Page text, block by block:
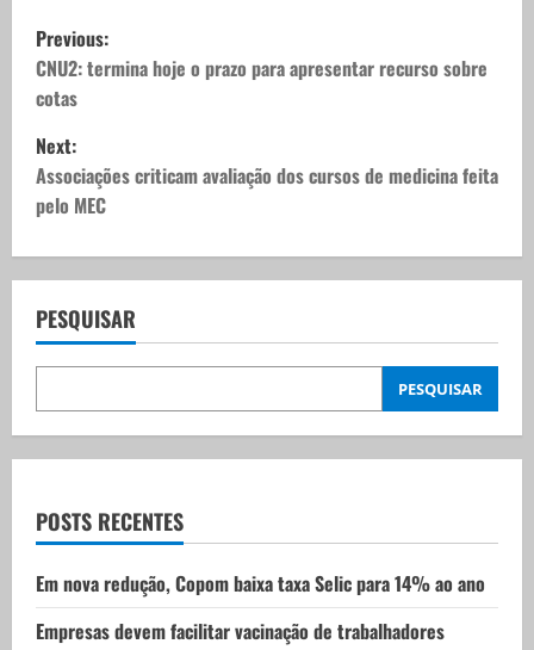
P
o
s
t
n
a
v
i
g
t
i
o
Previous:
CNU2: termina hoje o prazo para apresentar recurso sobre
cotas
Next:
Associações criticam avaliação dos cursos de medicina feita
pelo MEC
PESQUISAR
PESQUISAR
POSTS RECENTES
Em nova redução, Copom baixa taxa Selic para 14% ao ano
Empresas devem facilitar vacinação de trabalhadores